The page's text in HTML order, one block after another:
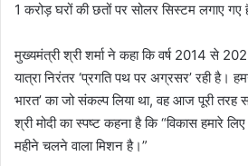
1 करोड़ घरों की छतों पर सोलर सिस्टम लगाए गए
मुख्यमंत्री श्री शर्मा ने कहा कि वर्ष 2014 से
यात्रा निरंतर ‘प्रगति पथ पर अग्रसर’ रही है।
भारत’ का जो संकल्प लिया था, वह आज पूरी तरह
श्री मोदी का स्पष्ट कहना है कि “विकास हमारे
महीने चलने वाला मिशन है।”